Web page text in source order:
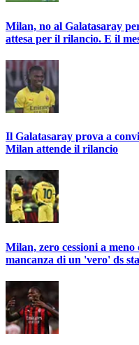
Milan, no al Galatasaray
attesa per il rilancio. E il
Il Galatasaray prova a
Milan attende il rilancio
Milan, zero cessioni a
mancanza di un 'vero' ds